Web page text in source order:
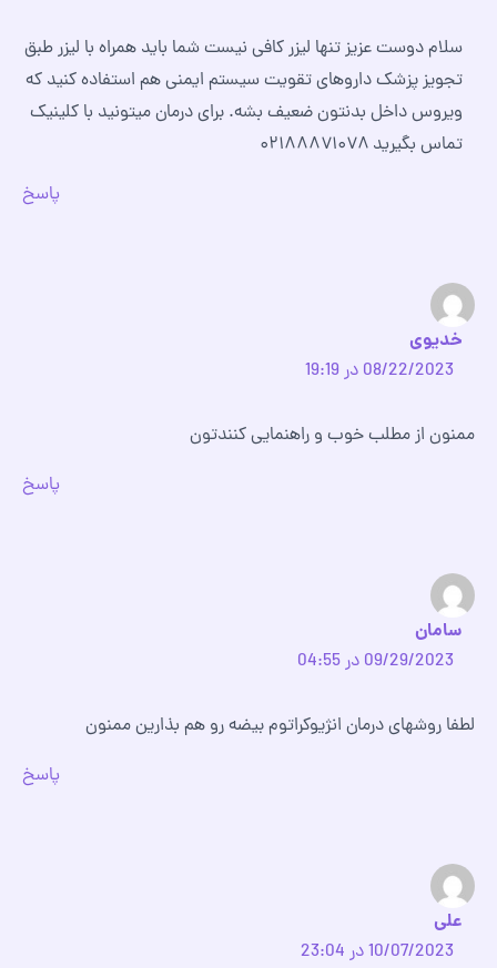
سلام دوست عزیز تنها لیزر کافی نیست شما باید همراه با لیزر طبق
تجویز پزشک داروهای تقویت سیستم ایمنی هم استفاده کنید که
ویروس داخل بدنتون ضعیف بشه. برای درمان میتونید با کلینیک
تماس بگیرید ۰۲۱۸۸۸۷۱۰۷۸
پاسخ
خدیوی
08/22/2023 در 19:19
ممنون از مطلب خوب و راهنمایی کنندتون
پاسخ
سامان
09/29/2023 در 04:55
لطفا روشهای درمان انژیوکراتوم بیضه رو هم بذارین ممنون
پاسخ
علی
10/07/2023 در 23:04